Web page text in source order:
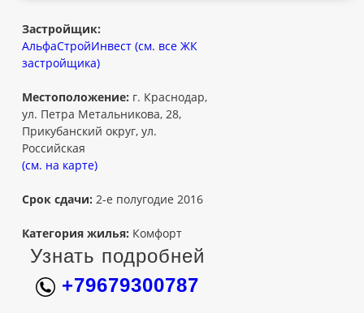
Застройщик:
АльфаСтройИнвест (см. все ЖК
застройщика)
Местоположение: г. Краснодар,
ул. Петра Метальникова, 28,
Прикубанский округ, ул.
Российская
(см. на карте)
Срок сдачи: 2-е полугодие 2016
Категория жилья: Комфорт
Узнать подробней
+79679300787